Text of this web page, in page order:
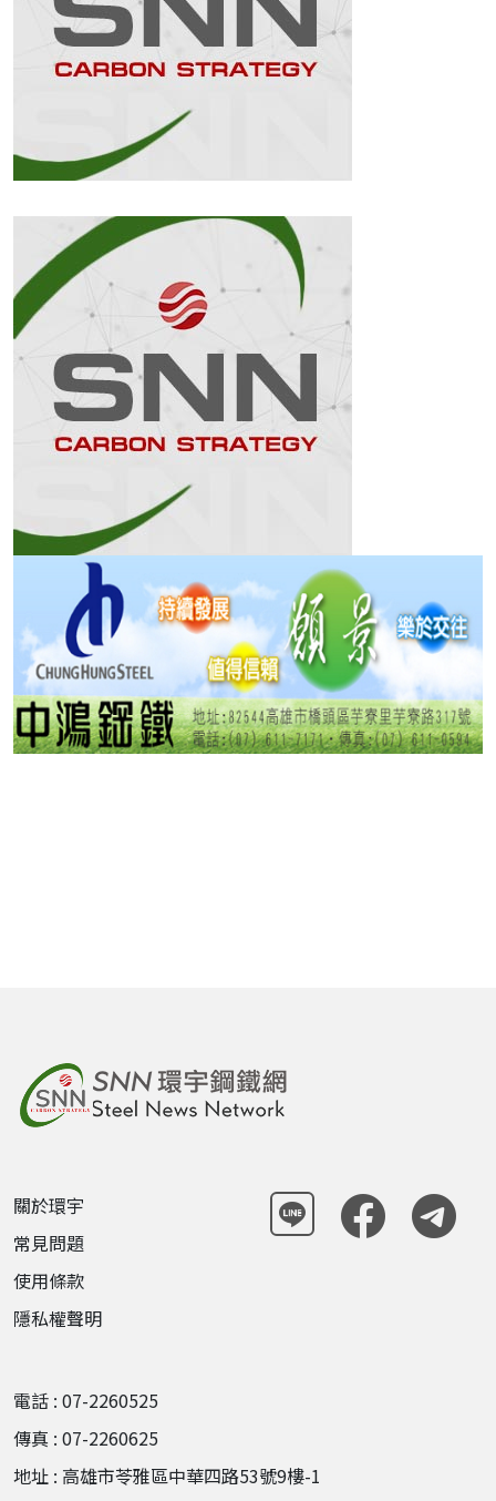
關於環宇
常見問題
使用條款
隱私權聲明
電話 : 07-2260525
傳真 : 07-2260625
地址 : 高雄市苓雅區中華四路53號9樓-1